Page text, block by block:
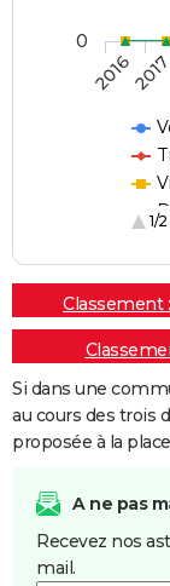
1/2
20162017
0
Classement
Si dans une
au cours des trois
proposée à la
A ne pas
Recevez nos
mail.